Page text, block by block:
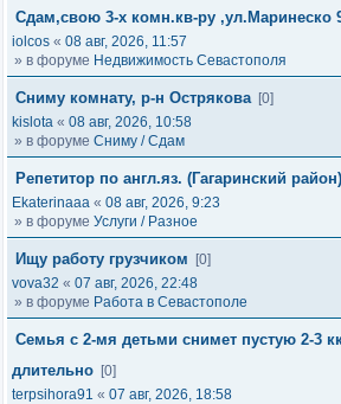
Сдам,свою 3-х комн.кв-ру ,ул.Маринеско
iolcos « 08 авг, 2026, 11:57
» в форуме Недвижимость Севастополя
Сниму комнату, р-н Острякова [0]
kislota « 08 авг, 2026, 10:58
» в форуме Сниму / Сдам
Репетитор по англ.яз. (Гагаринский район)
Ekaterinaaa « 08 авг, 2026, 9:23
» в форуме Услуги / Разное
Ищу работу грузчиком
[0]
vova32 « 07 авг, 2026, 22:48
» в форуме Работа в Севастополе
Семья с 2-мя детьми снимет пустую 2-3
длительно [0]
terpsihora91 « 07 авг, 2026, 18:58